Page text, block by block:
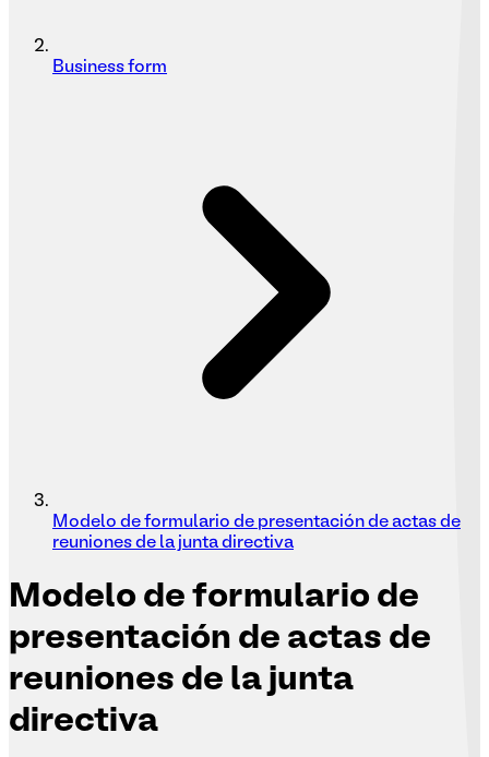
Business form
Modelo de formulario de presentación de actas de
reuniones de la junta directiva
Modelo de formulario de
presentación de actas de
reuniones de la junta
directiva